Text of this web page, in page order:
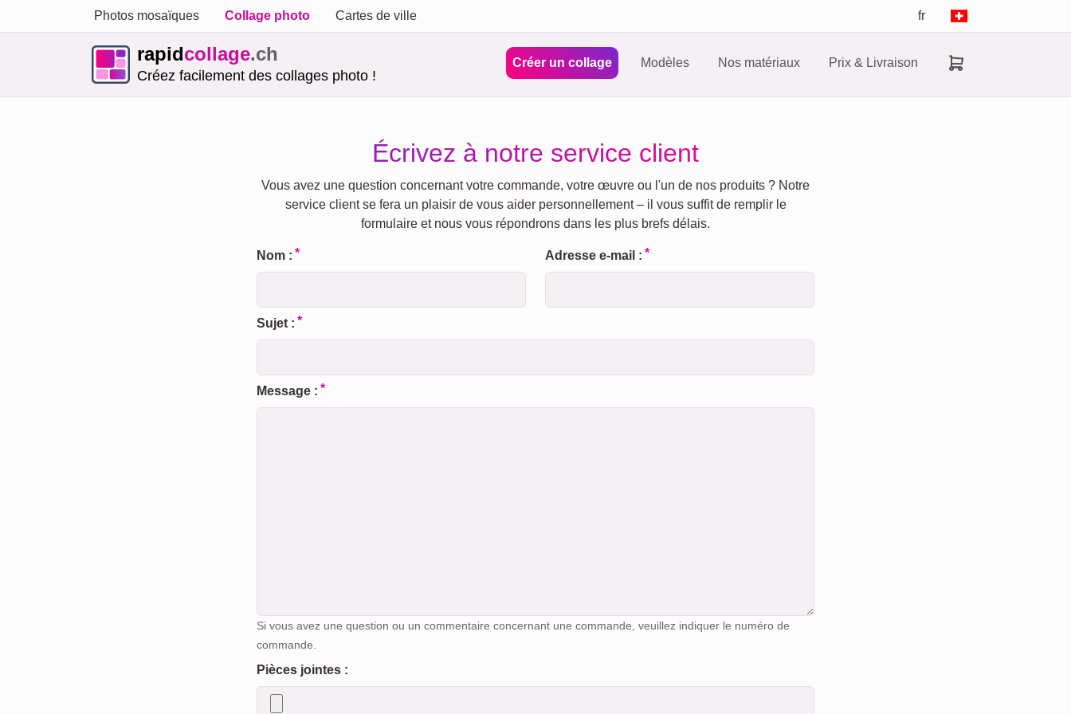
Photos mosaïques Collage photo Cartes de ville fr
rapidcollage.ch
Créez facilement des collages photo !
Créer un collage Modèles Nos matériaux Prix & Livraison
Écrivez à notre service client
Vous avez une question concernant votre commande, votre œuvre ou l'un de nos produits ? Notre
service client se fera un plaisir de vous aider personnellement – il vous suffit de remplir le
formulaire et nous vous répondrons dans les plus brefs délais.
Nom : Adresse e-mail :
Sujet :
Message :
Si vous avez une question ou un commentaire concernant une commande, veuillez indiquer le numéro de
commande.
Pièces jointes :